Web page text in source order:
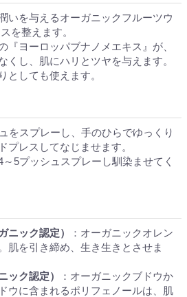
いを与えるオーガニックフルーツウ
を整えます。
『ヨーロッパブナノメエキス』が、
くし、肌にハリとツヤを与えます。
としても使えます。
をスプレーし、手のひらでゆっくり
プレスしてなじませます。
5プッシュスプレーし馴染ませてく
ニック認定）
：オーガニックオレン
肌を引き締め、生き生きとさせま
ック認定）
：オーガニックブドウか
ウに含まれるポリフェノールは、肌